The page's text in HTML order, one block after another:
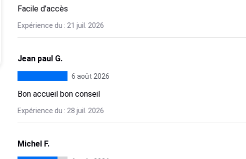
Facile d’accès
Expérience du : 21 juil. 2026
Jean paul G.
6 août 2026
Bon accueil bon conseil
Expérience du : 28 juil. 2026
Michel F.